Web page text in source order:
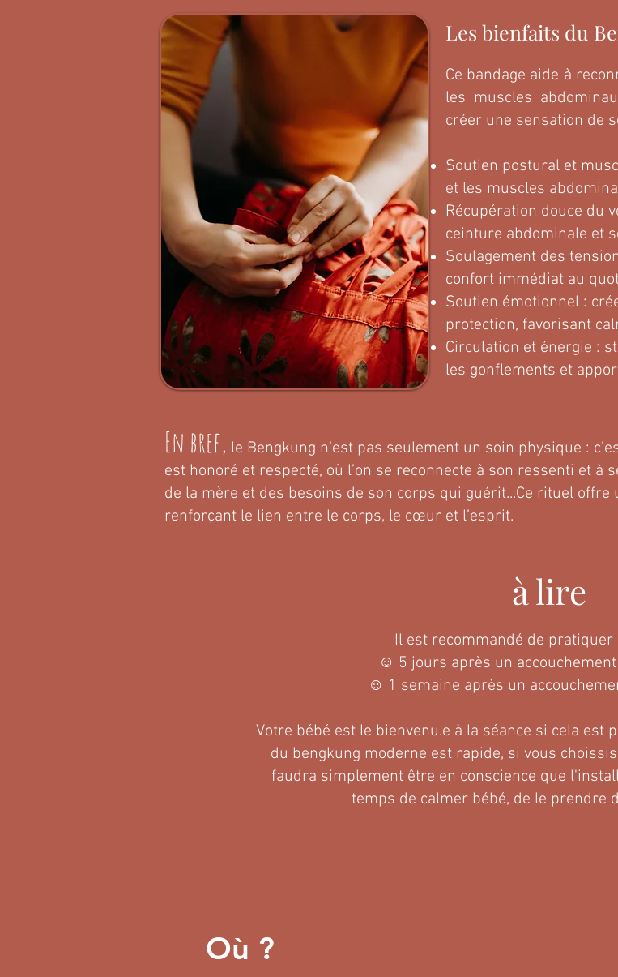
Les bienfaits du
Ce bandage aide à
les muscles
créer une sensation de
Soutien postural et
et les muscles
Récupération douce du
ceinture abdominale et
Soulagement des
confort immédiat au
Soutien émotionnel :
protection, favorisant
Circulation et énergie :
les gonflements et
En bref, ​le Bengkung n’est pas seulement un soin physique :
est honoré et respecté, où l’on se reconnecte à son ressenti et à
de la mère et des besoins de son corps qui guérit...Ce rituel offre
renforçant le lien entre le corps, le cœur et l’esprit.
à lire
Il est recommandé de pratiquer
☺ 5 jours après un
☺ 1 semaine après un
Votre bébé est le bienvenu.e à la séance si cela est
du bengkung moderne est rapide, si vous
faudra simplement être en conscience que
temps de calmer bébé, de le prendre
Où ?